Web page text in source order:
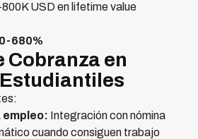
USD en lifetime value
680%
Cobranza en
empleo: Integración con nómina
cuando consiguen trabajo